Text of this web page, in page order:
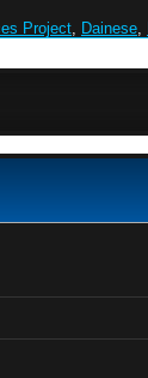
Project, Dainese,